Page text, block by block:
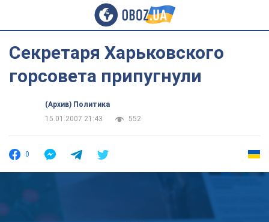
Секретаря Харьковского
горсовета припугнули
(Архив) Политика
15.01.2007 21:43
552
0